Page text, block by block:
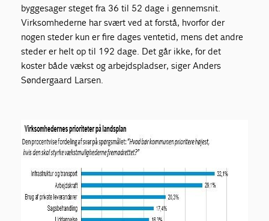
byggesager steget fra 36 til 52 dage i gennemsnit.
Virksomhederne har svært ved at forstå, hvorfor der
nogen steder kun er fire dages ventetid, mens det andre
steder er helt op til 192 dage. Det går ikke, for det
koster både vækst og arbejdspladser, siger Anders
Søndergaard Larsen.